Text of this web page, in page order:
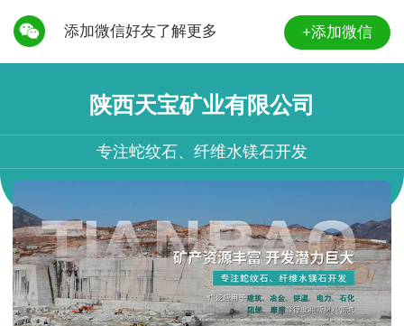
添加微信好友了解更多 +添加微信
陕西天宝矿业有限公司
专注蛇纹石、纤维水镁石开发